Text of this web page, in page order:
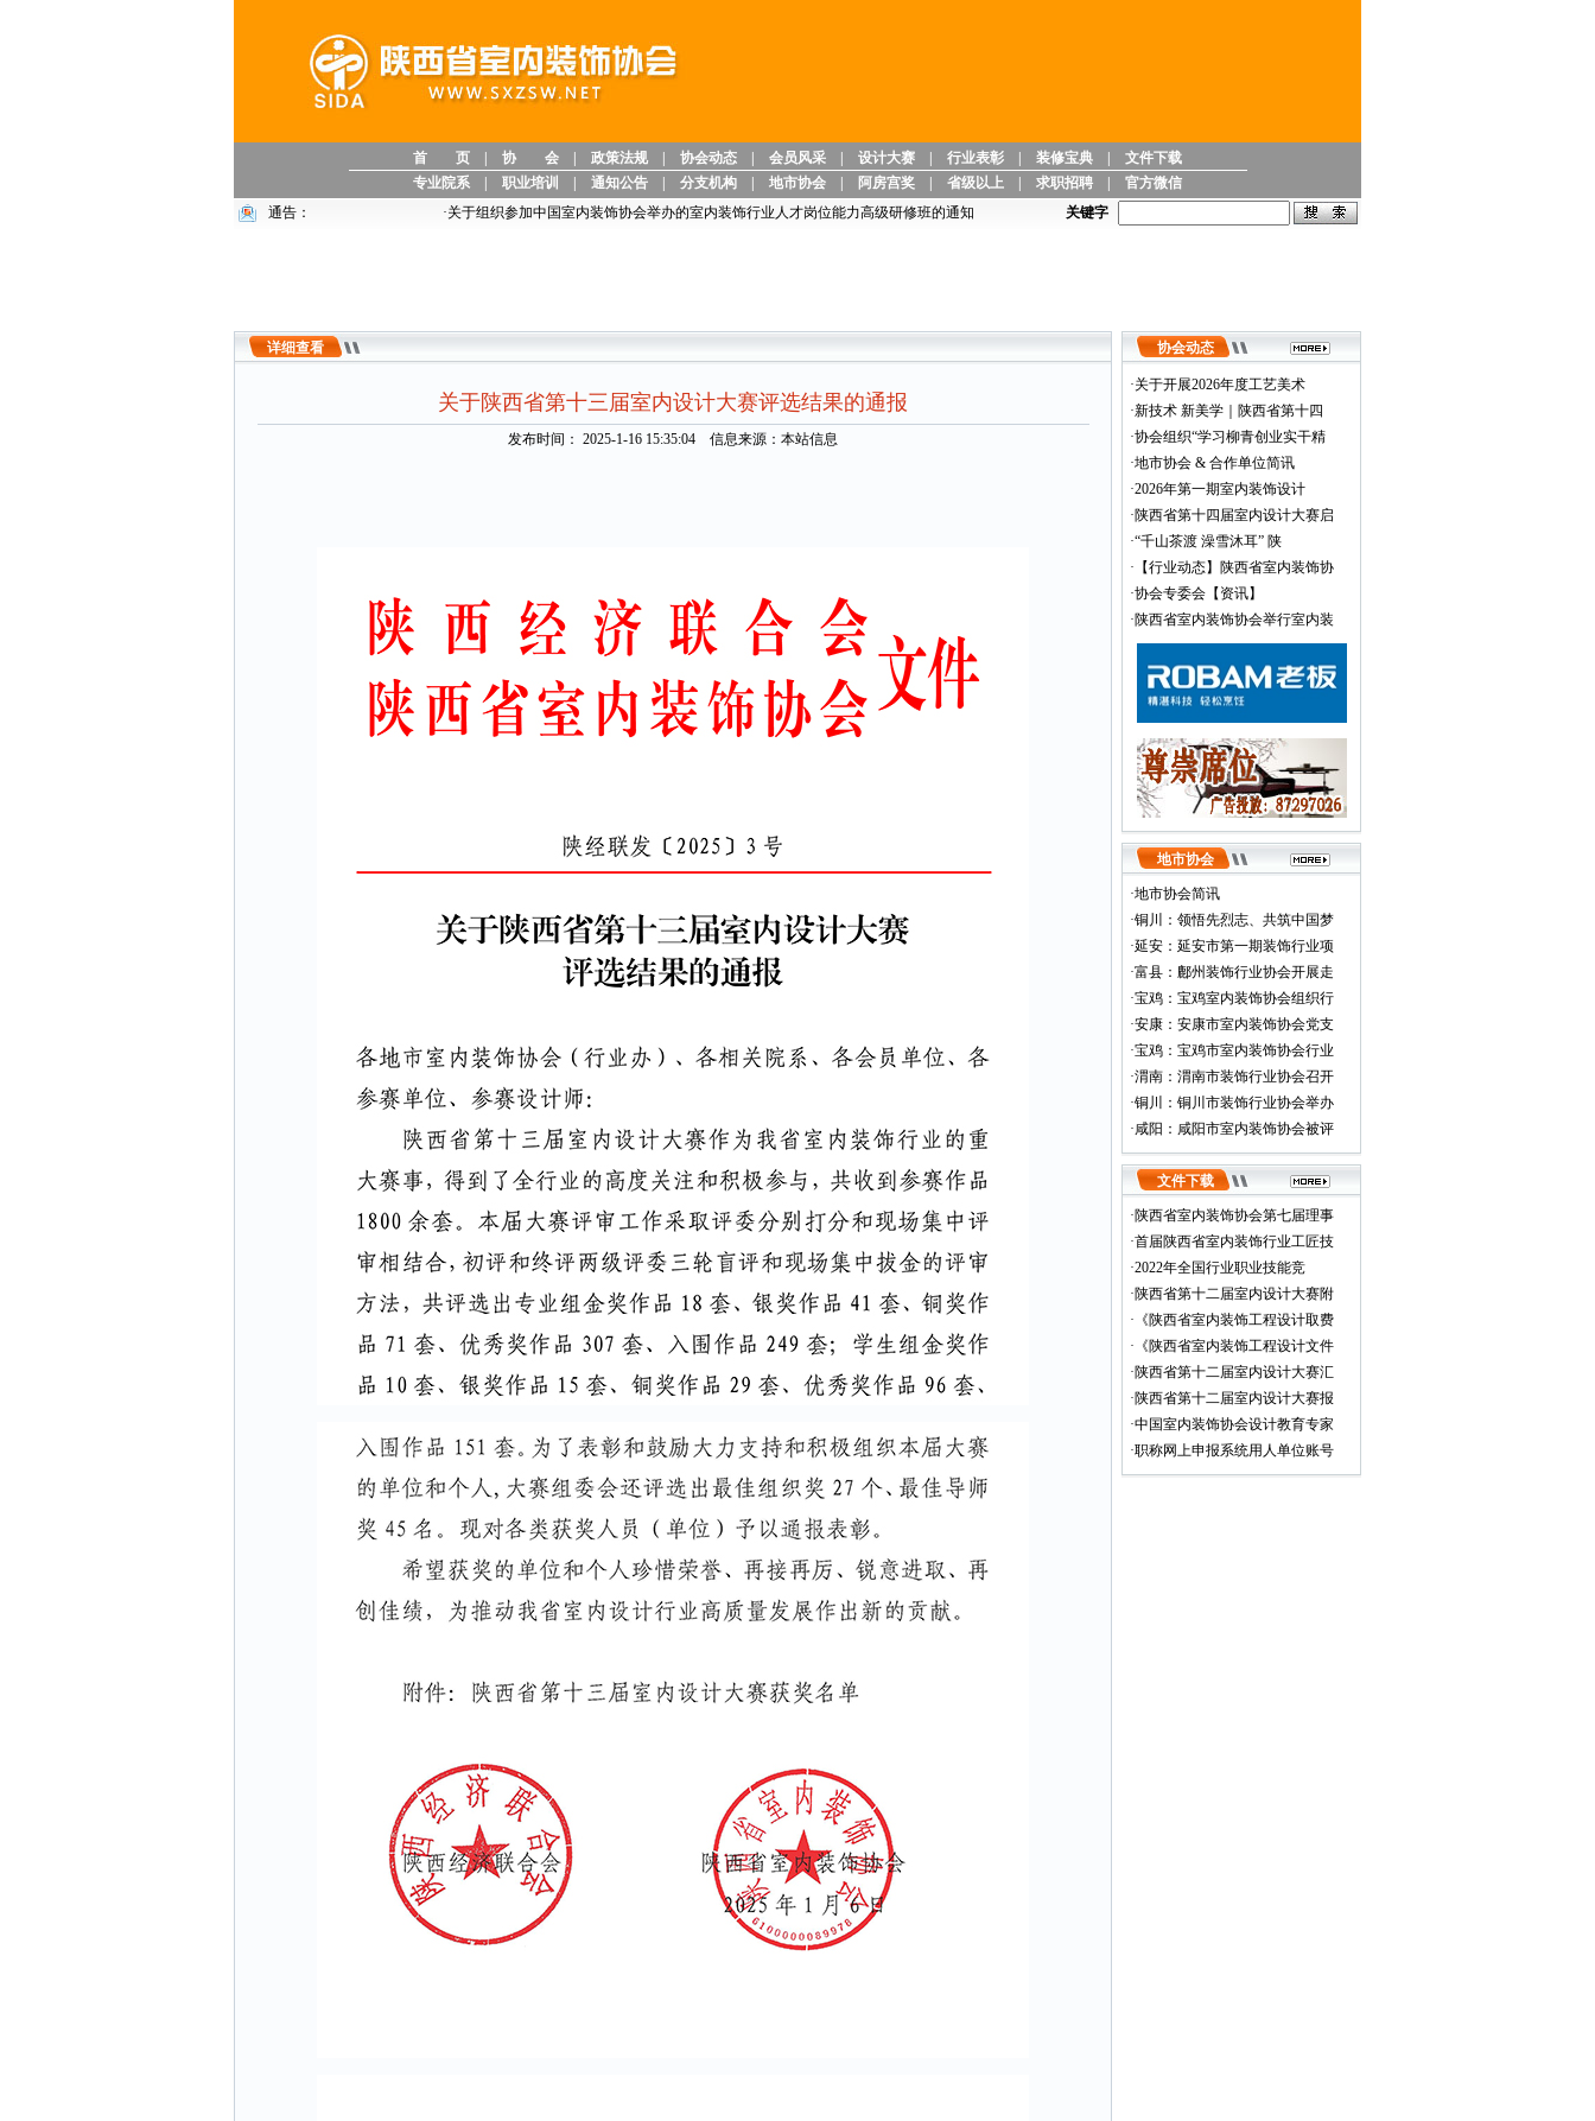
首 页 协 会 政策法规 协会动态 会员风采 设计大赛 行业表彰 装修宝典
文件下载
专业院系
职业培训 通知公告 分支机构 地市协会 阿房宫奖 省级以上 求职招聘
官方微信
通告：
关于组织参加中国室内装饰协会举办的室内装饰行业人才岗位能力高级研修班的通知 关键字
详细查看
关于陕西省第十三届室内设计大赛评选结果的通报
发布时间： 2025-1-16 15:35:04 信息来源：本站信息
协会动态
·关于开展2026年度工艺美术
·新技术 新美学｜陕西省第十四
·协会组织“学习柳青创业实干精
·地市协会 & 合作单位简讯
·2026年第一期室内装饰设计
·陕西省第十四届室内设计大赛启
·“千山茶渡 澡雪沐耳” 陕
· 【行业动态】陕西省室内装饰协
·协会专委会【资讯】
·陕西省室内装饰协会举行室内装
地市协会
·地市协会简讯
·铜川：领悟先烈志、共筑中国梦
·延安：延安市第一期装饰行业项
·富县：鄜州装饰行业协会开展走
·宝鸡：宝鸡室内装饰协会组织行
·安康：安康市室内装饰协会党支
·宝鸡：宝鸡市室内装饰协会行业
·渭南：渭南市装饰行业协会召开
·铜川：铜川市装饰行业协会举办
·咸阳：咸阳市室内装饰协会被评
文件下载
·陕西省室内装饰协会第七届理事
·首届陕西省室内装饰行业工匠技
·2022年全国行业职业技能竞
·陕西省第十二届室内设计大赛附
· 《陕西省室内装饰工程设计取费
· 《陕西省室内装饰工程设计文件
·陕西省第十二届室内设计大赛汇
·陕西省第十二届室内设计大赛报
·中国室内装饰协会设计教育专家
·职称网上申报系统用人单位账号